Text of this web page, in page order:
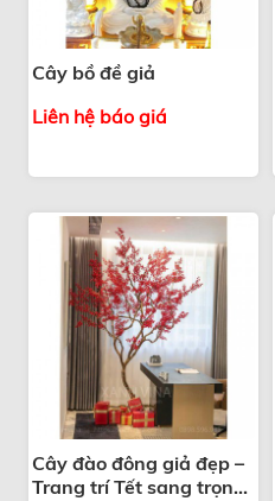
Cây bồ đề giả
Liên hệ báo giá
Cây đào đông giả đẹp –
Trang trí Tết sang trọng,